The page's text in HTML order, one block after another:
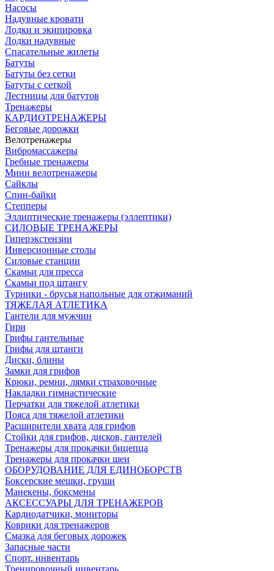
Насосы
Надувные кровати
Лодки и экипировка
Лодки надувные
Спасательные жилеты
Батуты
Батуты без сетки
Батуты с сеткой
Лестницы для батутов
Тренажеры
КАРДИОТРЕНАЖЕРЫ
Беговые дорожки
Велотренажеры
Вибромассажеры
Гребные тренажеры
Мини велотренажеры
Сайклы
Спин-байки
Степперы
Эллиптические тренажеры (эллептики)
СИЛОВЫЕ ТРЕНАЖЕРЫ
Гиперэкстензии
Инверсионные столы
Силовые станции
Скамьи для пресса
Скамьи под штангу
Турники - брусья напольные для отжиманий
ТЯЖЕЛАЯ АТЛЕТИКА
Гантели для мужчин
Гири
Грифы гантельные
Грифы для штанги
Диски, блины
Замки для грифов
Крюки, ремни, лямки страховочные
Накладки гимнастические
Перчатки для тяжелой атлетики
Пояса для тяжелой атлетики
Расширители хвата для грифов
Стойки для грифов, дисков, гантелей
Тренажеры для прокачки бицепца
Тренажеры для прокачки шеи
ОБОРУДОВАНИЕ ДЛЯ ЕДИНОБОРСТВ
Боксерские мешки, груши
Манекены, боксмены
АКСЕССУАРЫ ДЛЯ ТРЕНАЖЕРОВ
Кардиодатчики, мониторы
Коврики для тренажеров
Смазка для беговых дорожек
Запасные части
Спорт. инвентарь
Тренировочный инвентарь